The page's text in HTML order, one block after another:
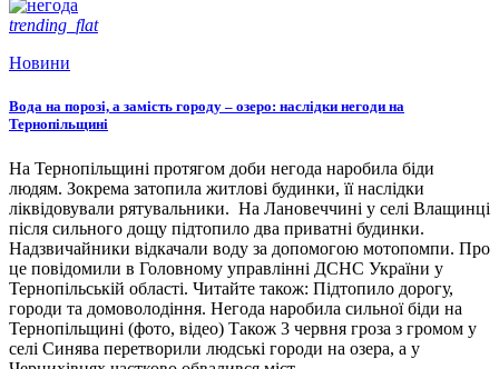
trending_flat
Новини
Вода на порозі, а замість городу – озеро: наслідки негоди на
Тернопільщині
На Тернопільщині протягом доби негода наробила біди
людям. Зокрема затопила житлові будинки, її наслідки
ліквідовували рятувальники. На Лановеччині у селі Влащинці
після сильного дощу підтопило два приватні будинки.
Надзвичайники відкачали воду за допомогою мотопомпи. Про
це повідомили в Головному управлінні ДСНС України у
Тернопільській області. Читайте також: Підтопило дорогу,
городи та домоволодіння. Негода наробила сильної біди на
Тернопільщині (фото, відео) Також 3 червня гроза з громом у
селі Синява перетворили людські городи на озера, а у